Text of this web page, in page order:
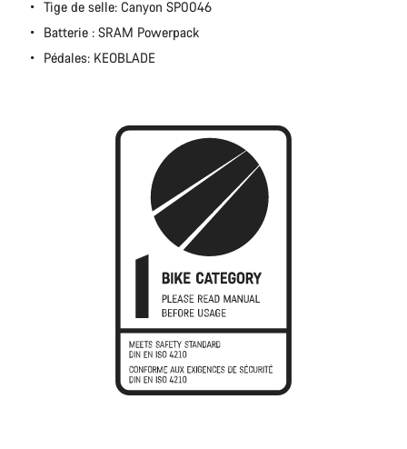
Tige de selle: Canyon SP0046
Batterie : SRAM Powerpack
Pédales: KEOBLADE